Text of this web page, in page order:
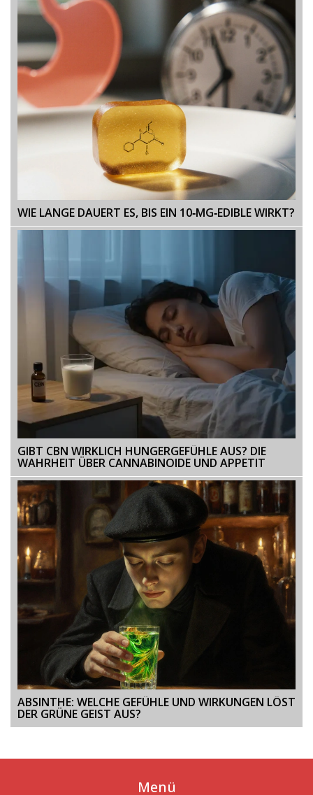
WIE LANGE DAUERT ES, BIS EIN 10‑MG‑EDIBLE WIRKT?
GIBT CBN WIRKLICH HUNGERGEFÜHLE AUS? DIE
WAHRHEIT ÜBER CANNABINOIDE UND APPETIT
ABSINTHE: WELCHE GEFÜHLE UND WIRKUNGEN LÖST
DER GRÜNE GEIST AUS?
Menü